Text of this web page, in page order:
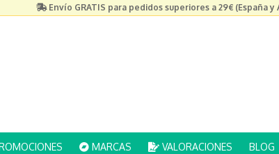
Envío GRATIS para pedidos superiores a 29€ (España y
MARCAS VALORACIONES BLOG